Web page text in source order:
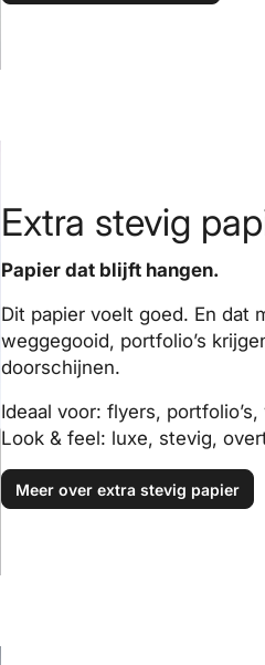
Extra stevig
Papier dat blijft hangen.
Dit papier voelt goed. En dat
weggegooid, portfolio’s
doorschijnen.
Ideaal voor: flyers,
Look & feel: luxe, stevig,
Meer over extra stevig papier